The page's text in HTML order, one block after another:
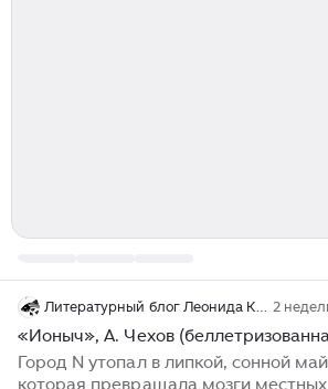
2
«Ионыч», А. Чехов
Город N утопал в липкой, сонной
которая превращала мозги